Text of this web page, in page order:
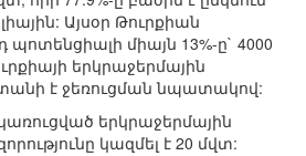
Այսօր Թուրքիան
պոտենցիալի միայն 13%-ը` 4000
երկրաջերմային
է ջեռուցման նպատակով:
կառուցված երկրաջերմային
կազմել է 20 մվտ: